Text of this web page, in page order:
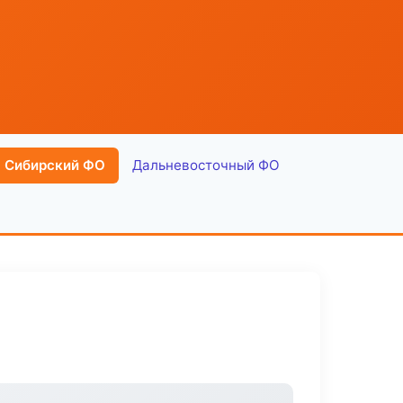
Сибирский ФО Дальневосточный ФО